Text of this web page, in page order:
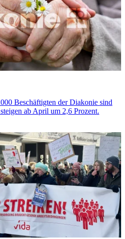
Beschäftigten der Diakonie sind
ab April um 2,6 Prozent.